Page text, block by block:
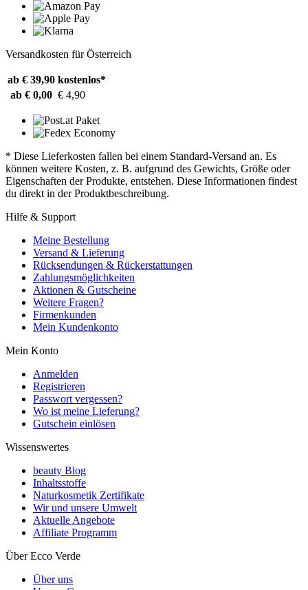
Versandkosten für Österreich
ab € 39,90 kostenlos*
ab € 0,00 € 4,90
* Diese Lieferkosten fallen bei einem Standard-Versand an. Es
können weitere Kosten, z. B. aufgrund des Gewichts, Größe oder
Eigenschaften der Produkte, entstehen. Diese Informationen findest
du direkt in der Produktbeschreibung.
Hilfe & Support
Meine Bestellung
Versand & Lieferung
Rücksendungen & Rückerstattungen
Zahlungsmöglichkeiten
Aktionen & Gutscheine
Weitere Fragen?
Firmenkunden
Mein Kundenkonto
Mein Konto
Anmelden
Registrieren
Passwort vergessen?
Wo ist meine Lieferung?
Gutschein einlösen
Wissenswertes
beauty Blog
Inhaltsstoffe
Naturkosmetik Zertifikate
Wir und unsere Umwelt
Aktuelle Angebote
Affiliate Programm
Über Ecco Verde
Über uns